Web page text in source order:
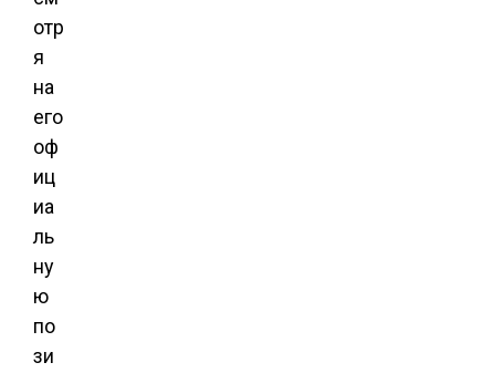
отр
я
на
его
оф
иц
иа
ль
ну
ю
по
зи